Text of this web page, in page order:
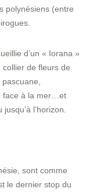
polynésiens (entre
d’un « Iorana »
collier de fleurs de
face à la mer…et
l’horizon.
sont comme
le dernier stop du